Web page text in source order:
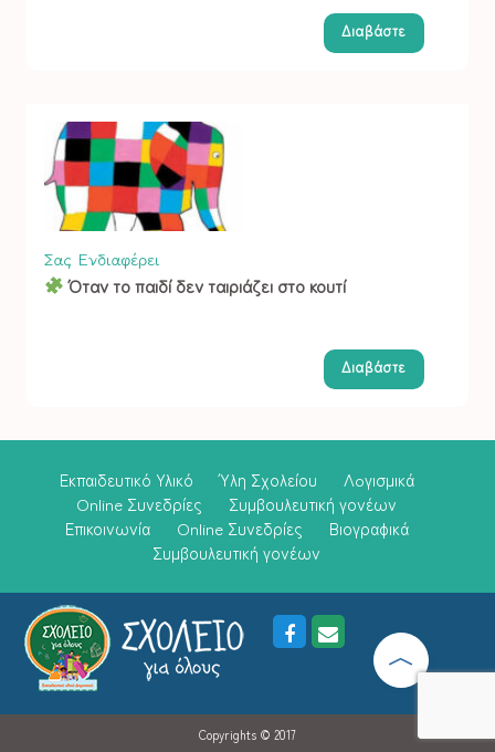
Διαβάστε
Σας Ενδιαφέρει
Όταν το παιδί δεν ταιριάζει στο κουτί
Διαβάστε
Εκπαιδευτικό Υλικό Ύλη Σχολείου
Λoγισμικά
Online Συνεδρίες
Συμβουλευτική γονέων
Επικοινωνία
Online Συνεδρίες
Βιογραφικά
Συμβουλευτική γονέων
Copyrights © 2017